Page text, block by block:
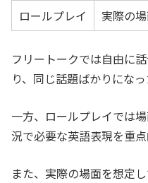
ロールプレイ 実際の
フリートークでは自由に
り、同じ話題ばかりにな
一方、ロールプレイでは
況で必要な英語表現を重点
また、実際の場面を想定